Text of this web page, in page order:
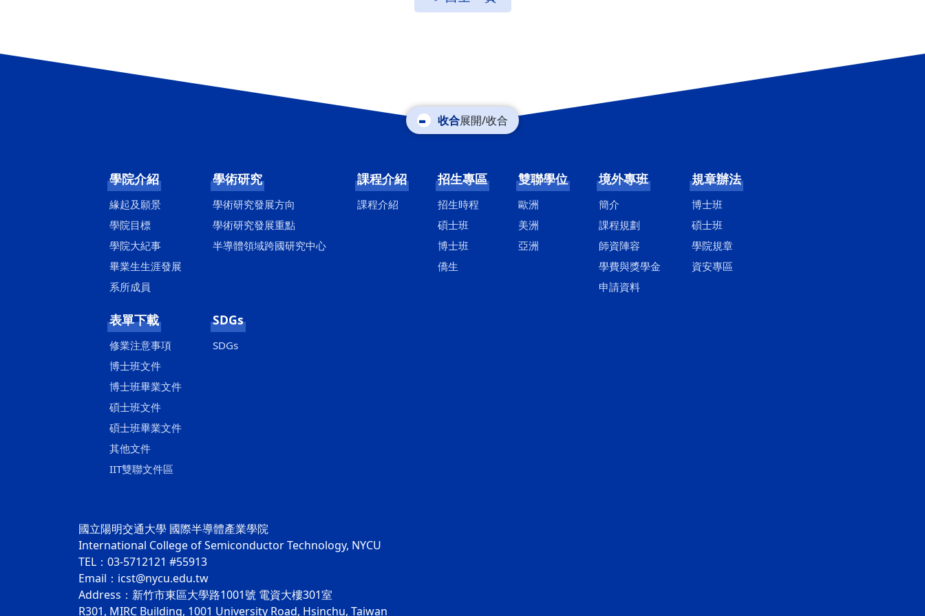
展開/收合
學院介紹
緣起及願景
學院目標
學院大紀事
畢業生生涯發展
系所成員
學術研究
學術研究發展方向
學術研究發展重點
半導體領域跨國研究中心
課程介紹
課程介紹
招生專區
招生時程
碩士班
博士班
僑生
雙聯學位
歐洲
美洲
亞洲
境外專班
簡介
課程規劃
師資陣容
學費與獎學金
申請資料
規章辦法
博士班
碩士班
學院規章
資安專區
表單下載
修業注意事項
博士班文件
博士班畢業文件
碩士班文件
碩士班畢業文件
其他文件
IIT雙聯文件區
SDGs
SDGs
國立陽明交通大學 國際半導體產業學院
International College of Semiconductor Technology, NYCU
TEL：03-5712121 #55913
Email：icst@nycu.edu.tw
Address：新竹市東區大學路1001號 電資大樓301室
R301, MIRC Building, 1001 University Road, Hsinchu, Taiwan